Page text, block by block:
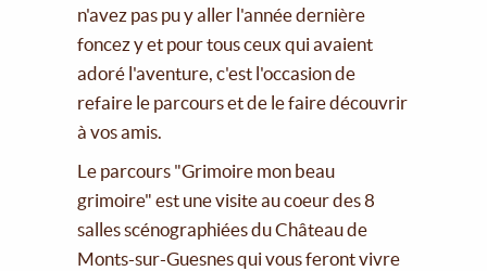
n'avez pas pu y aller l'année dernière
foncez y et pour tous ceux qui avaient
adoré l'aventure, c'est l'occasion de
refaire le parcours et de le faire découvrir
à vos amis.
Le parcours "Grimoire mon beau
grimoire" est une visite au coeur des 8
salles scénographiées du Château de
Monts-sur-Guesnes qui vous feront vivre